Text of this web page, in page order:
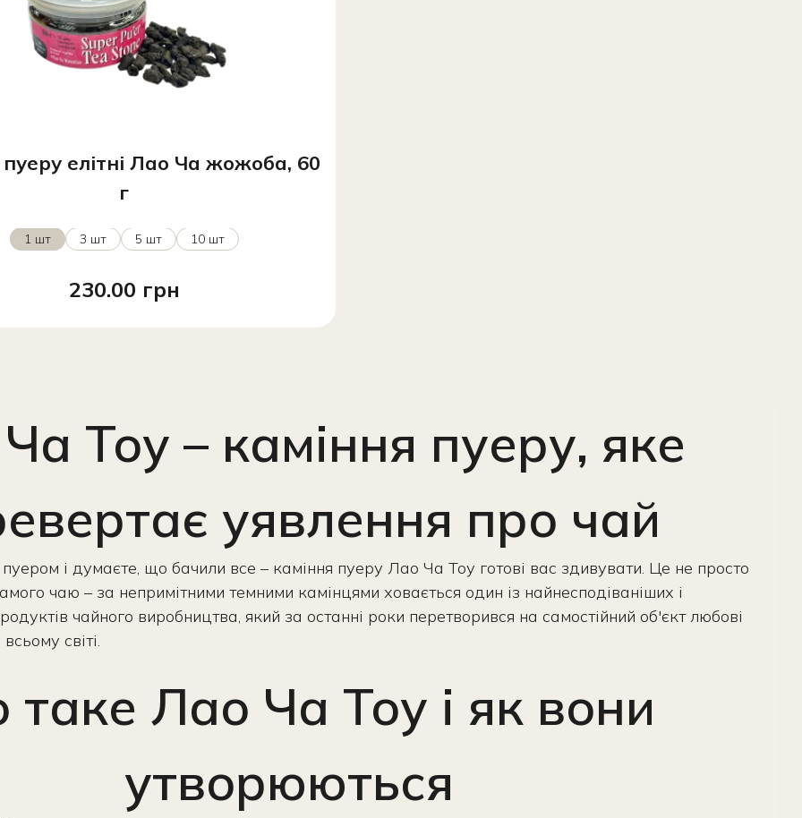
елітні Лао Ча жожоба, 60
г
1 шт 3 шт 5 шт 10 шт
230.00 грн
Тоу – каміння пуеру, яке
уявлення про чай
і думаєте, що бачили все – каміння пуеру Лао Ча Тоу готові вас здивувати. Це не просто
чаю – за непримітними темними камінцями ховається один із найнесподіваніших і
чайного виробництва, який за останні роки перетворився на самостійний об'єкт любові
світі.
Лао Ча Тоу і як вони
утворюються